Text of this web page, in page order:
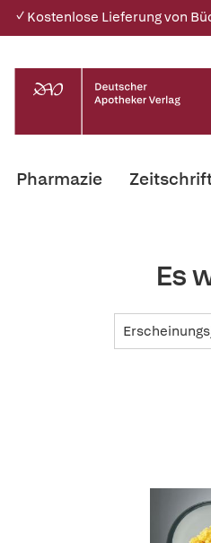
✓ Kostenlose Lieferung von
Pharmazie
Es